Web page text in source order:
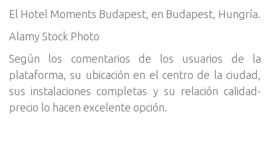
El Hotel Moments Budapest, en Budapest, Hungría.
Alamy Stock Photo
Según los comentarios de los usuarios de la
plataforma, su ubicación en el centro de la ciudad,
sus instalaciones completas y su relación calidad-
precio lo hacen excelente opción.